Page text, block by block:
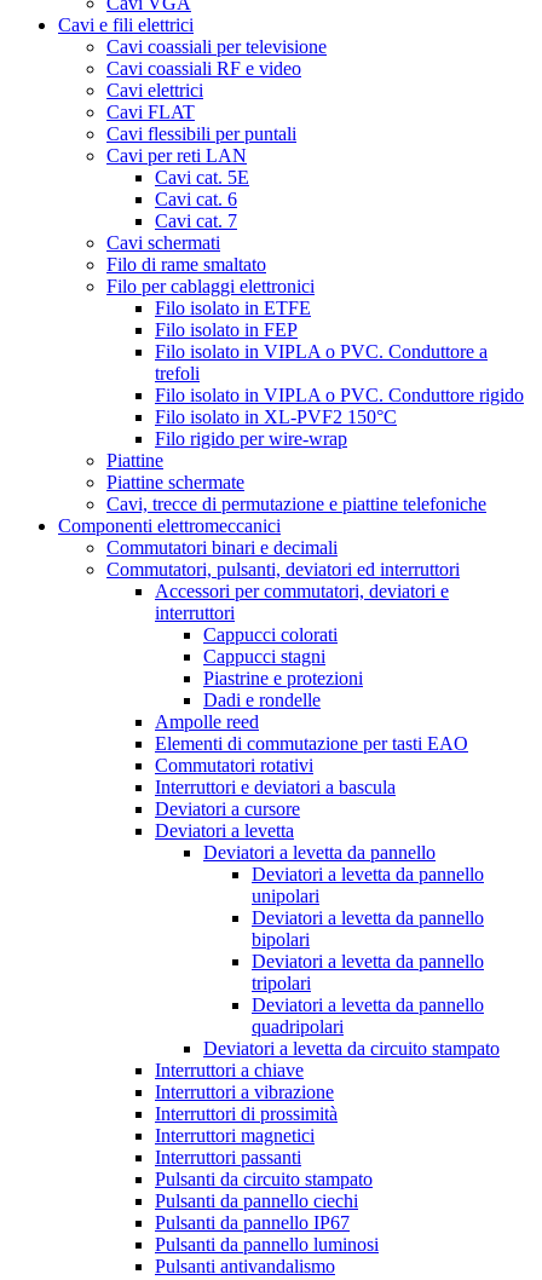
Cavi e fili elettrici
Cavi coassiali per televisione
Cavi coassiali RF e video
Cavi elettrici
Cavi FLAT
Cavi flessibili per puntali
Cavi per reti LAN
Cavi cat. 5E
Cavi cat. 6
Cavi cat. 7
Cavi schermati
Filo di rame smaltato
Filo per cablaggi elettronici
Filo isolato in ETFE
Filo isolato in FEP
Filo isolato in VIPLA o PVC. Conduttore a
trefoli
Filo isolato in VIPLA o PVC. Conduttore rigido
Filo isolato in XL-PVF2 150°C
Filo rigido per wire-wrap
Piattine
Piattine schermate
Cavi, trecce di permutazione e piattine telefoniche
Componenti elettromeccanici
Commutatori binari e decimali
Commutatori, pulsanti, deviatori ed interruttori
Accessori per commutatori, deviatori e
interruttori
Cappucci colorati
Cappucci stagni
Piastrine e protezioni
Dadi e rondelle
Ampolle reed
Elementi di commutazione per tasti EAO
Commutatori rotativi
Interruttori e deviatori a bascula
Deviatori a cursore
Deviatori a levetta
Deviatori a levetta da pannello
Deviatori a levetta da pannello
unipolari
Deviatori a levetta da pannello
bipolari
Deviatori a levetta da pannello
tripolari
Deviatori a levetta da pannello
quadripolari
Deviatori a levetta da circuito stampato
Interruttori a chiave
Interruttori a vibrazione
Interruttori di prossimità
Interruttori magnetici
Interruttori passanti
Pulsanti da circuito stampato
Pulsanti da pannello ciechi
Pulsanti da pannello IP67
Pulsanti da pannello luminosi
Pulsanti antivandalismo